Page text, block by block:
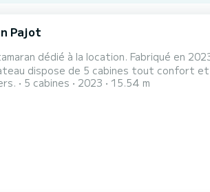
Pajot
dédié à la location. Fabriqué en
sera votre meilleur allié pour passer des
5 cabines 2023 15.54 m